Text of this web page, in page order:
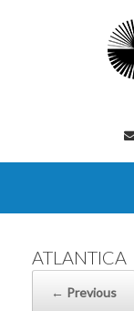
ATLANTICA
← Previous